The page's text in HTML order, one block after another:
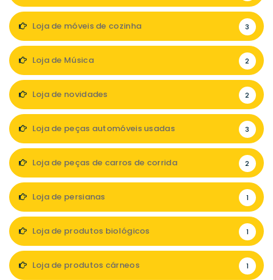
Loja de móveis de cozinha 3
Loja de Música 2
Loja de novidades 2
Loja de peças automóveis usadas 3
Loja de peças de carros de corrida 2
Loja de persianas 1
Loja de produtos biológicos 1
Loja de produtos cárneos 1